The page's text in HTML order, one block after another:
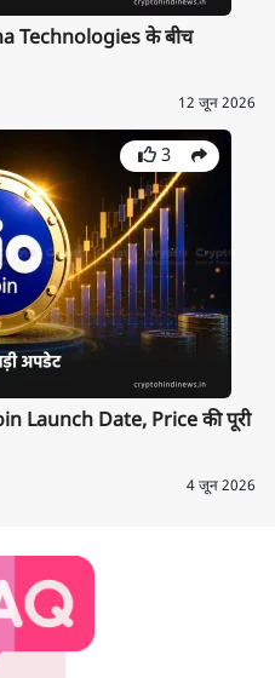
Technologies के बीच
12 जून 2026
3
Launch Date, Price की पूरी
4 जून 2026